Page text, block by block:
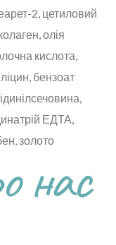
2, цетиловий
олія
кислота,
бензоат
ЕДТА,
золото
нас